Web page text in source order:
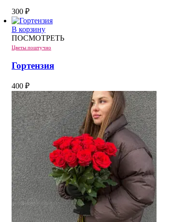
300 ₽
В корзину
ПОСМОТРЕТЬ
Цветы поштучно
Гортензия
400 ₽